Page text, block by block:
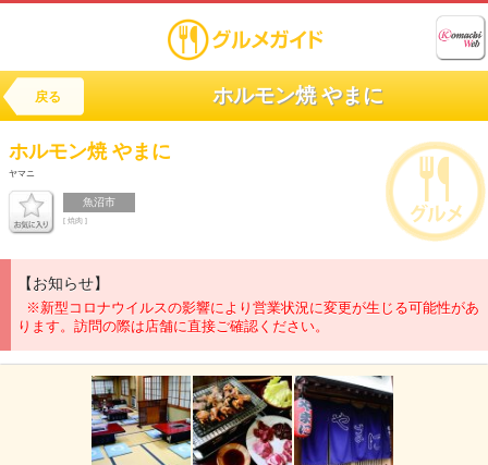
戻る ホルモン焼 やまに
ホルモン焼 やまに
ヤマニ
魚沼市
[ 焼肉 ]
【お知らせ】
※新型コロナウイルスの影響により営業状況に変更が生じる可能性があ
ります。訪問の際は店舗に直接ご確認ください。